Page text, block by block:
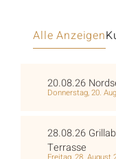
Alle Anzeigen
20.08.26
Donnerstag, 20.
28.08.26
Terrasse